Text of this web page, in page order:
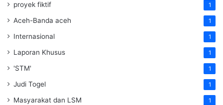
proyek fiktif 1
Aceh-Banda aceh 1
Internasional 1
Laporan Khusus 1
'STM' 1
Judi Togel 1
Masyarakat dan LSM 1